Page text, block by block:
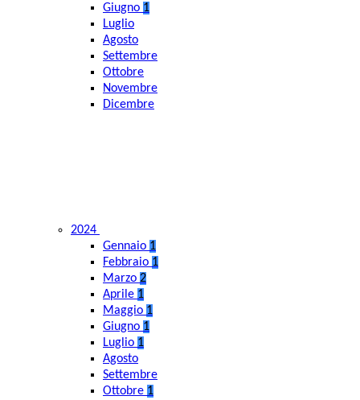
Giugno 1
Luglio
Agosto
Settembre
Ottobre
Novembre
Dicembre
2024
Gennaio 1
Febbraio 1
Marzo 2
Aprile 1
Maggio 1
Giugno 1
Luglio 1
Agosto
Settembre
Ottobre 1